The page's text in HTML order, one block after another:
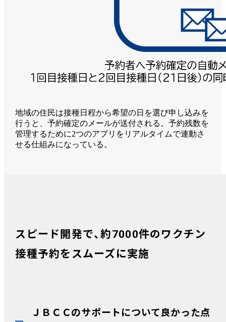
地域の住民は接種日程から希望の日を選び申し込みを
行うと、予約確定のメールが送付される。予約残数を
管理するために2つのアプリをリアルタイムで連動さ
せる仕組みになっている。
スピード開発で、約7000件のワクチン
接種予約をスムーズに実施
ＪＢＣＣのサポートについて良かった点